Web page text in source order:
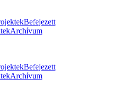
Befejezett
Archívum
Befejezett
Archívum